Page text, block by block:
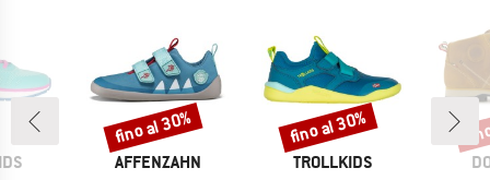
MARCHIO
AFFENZAHN
Sconto
fino al 30%
MARCHIO
TROLLKIDS
Sconto
fino al 30%